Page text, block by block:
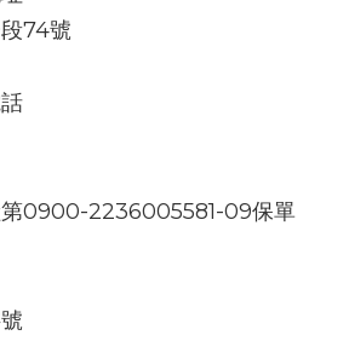
74號
第0900-2236005581-09保單